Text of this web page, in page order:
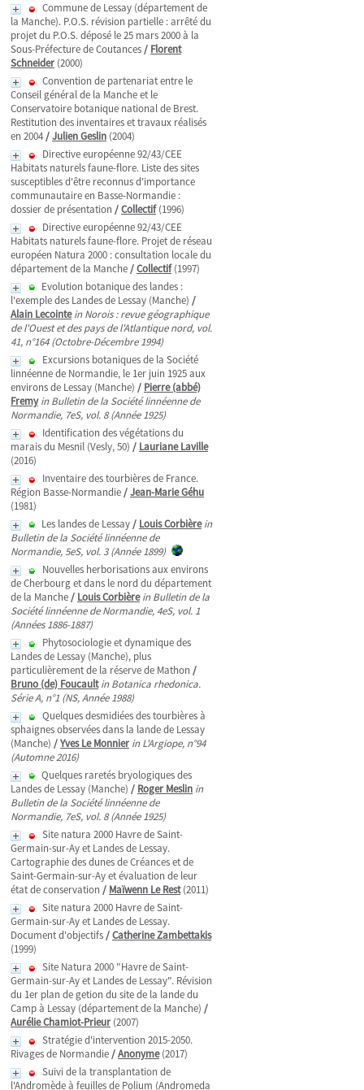
Commune de Lessay (département de
la Manche). P.O.S. révision partielle : arrêté du
projet du P.O.S. déposé le 25 mars 2000 à la
Sous-Préfecture de Coutances/ Florent
Schneider (2000)
Convention de partenariat entre le
Conseil général de la Manche et le
Conservatoire botanique national de Brest.
Restitution des inventaires et travaux réalisés
en 2004/Julien Geslin (2004)
Directive européenne 92/43/CEE
Habitats naturels faune-flore. Liste des sites
susceptibles d'être reconnus d'importance
communautaire en Basse-Normandie :
dossier de présentation /Collectif(1996)
Directive européenne 92/43/CEE
Habitats naturels faune-flore. Projet de réseau
européen Natura 2000 : consultation locale du
département de la Manche/Collectif(1997)
Evolution botanique des landes :
l'exemple des Landes de Lessay (Manche) /
Alain Lecointe in Norois : revue géographique
de l'Ouest et des pays de l'Atlantique nord, vol.
41, n°164 (Octobre-Décembre 1994)
Excursions botaniques de la Société
linnéenne de Normandie, le 1er juin 1925 aux
environs de Lessay (Manche) / Pierre (abbé)
Fremy in Bulletin de la Société linnéenne de
Normandie, 7eS, vol. 8 (Année 1925)
Identification des végétations du
marais du Mesnil (Vesly, 50) / Lauriane Laville
(2016)
Inventaire des tourbières de France.
Région Basse-Normandie/Jean-Marie Géhu
(1981)
Les landes de Lessay/ Louis Corbière in
Bulletin de la Société linnéenne de
Normandie, 5eS, vol. 3 (Année 1899)
Nouvelles herborisations aux environs
de Cherbourg et dans le nord du département
de la Manche/ Louis Corbière in Bulletin de la
Société linnéenne de Normandie, 4eS, vol. 1
(Années 1886-1887)
Phytosociologie et dynamique des
Landes de Lessay (Manche), plus
particulièrement de la réserve de Mathon /
Bruno (de) Foucault in Botanica rhedonica.
Série A, n°1 (NS, Année 1988)
Quelques desmidiées des tourbières à
sphaignes observées dans la lande de Lessay
(Manche) /Yves Le Monnier in L'Argiope, n°94
(Automne 2016)
Quelques raretés bryologiques des
Landes de Lessay (Manche) / Roger Meslin in
Bulletin de la Société linnéenne de
Normandie, 7eS, vol. 8 (Année 1925)
Site natura 2000 Havre de Saint-
Germain-sur-Ay et Landes de Lessay.
Cartographie des dunes de Créances et de
Saint-Germain-sur-Ay et évaluation de leur
état de conservation / Maïwenn Le Rest(2011)
Site natura 2000 Havre de Saint-
Germain-sur-Ay et Landes de Lessay.
Document d'objectifs/Catherine Zambettakis
(1999)
Site Natura 2000 "Havre de Saint-
Germain-sur-Ay et Landes de Lessay". Révision
du 1er plan de getion du site de la lande du
Camp à Lessay (département de la Manche) /
Aurélie Chamiot-Prieur (2007)
Stratégie d'intervention 2015-2050.
Rivages de Normandie/Anonyme(2017)
Suivi de la transplantation de
l'Andromède à feuilles de Polium (Andromeda